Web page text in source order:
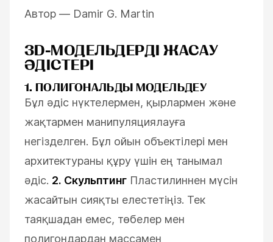
Автор — Damir G. Martin
3D-МОДЕЛЬДЕРДІ ЖАСАУ
ӘДІСТЕРІ
1. ПОЛИГОНАЛЬДЫ МОДЕЛЬДЕУ
Бұл әдіс нүктелермен, қырлармен және
жақтармен манипуляциялауға
негізделген. Бұл ойын объектілері мен
архитектураны құру үшін ең танымал
әдіс. 2. Скульптинг Пластилиннен мүсін
жасайтын сияқты елестетіңіз. Тек
таяқшадан емес, төбелер мен
полигондардан массамен